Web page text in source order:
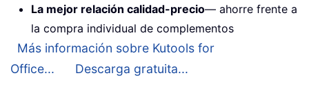
La mejor relación calidad-precio— ahorre frente a
la compra individual de complementos
Más información sobre Kutools for
Office...
Descarga gratuita...